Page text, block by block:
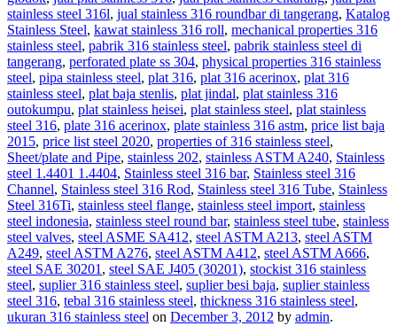
stainless steel 316l, jual stainless 316 roundbar di tangerang, Katalog
Stainless Steel, kawat stainless 316 roll, mechanical properties 316
stainless steel, pabrik 316 stainless steel, pabrik stainless steel di
tangerang, perforated plate ss 304, physical properties 316 stainless
steel, pipa stainless steel, plat 316, plat 316 acerinox, plat 316
stainless steel, plat baja stenlis, plat jindal, plat stainless 316
outokumpu, plat stainless heisei, plat stainless steel, plat stainless
steel 316, plate 316 acerinox, plate stainless 316 astm, price list baja
2015, price list steel 2020, properties of 316 stainless steel,
Sheet/plate and Pipe, stainless 202, stainless ASTM A240, Stainless
steel 1.4401 1.4404, Stainless steel 316 bar, Stainless steel 316
Channel, Stainless steel 316 Rod, Stainless steel 316 Tube, Stainless
Steel 316Ti, stainless steel flange, stainless steel import, stainless
steel indonesia, stainless steel round bar, stainless steel tube, stainless
steel valves, steel ASME SA412, steel ASTM A213, steel ASTM
A249, steel ASTM A276, steel ASTM A412, steel ASTM A666,
steel SAE 30201 , steel SAE J405 (30201), stockist 316 stainless
steel, suplier 316 stainless steel, suplier besi baja, suplier stainless
steel 316, tebal 316 stainless steel, thickness 316 stainless steel,
ukuran 316 stainless steel on December 3, 2012 by admin.